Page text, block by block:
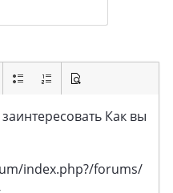
Как вы
index.php?/forums/